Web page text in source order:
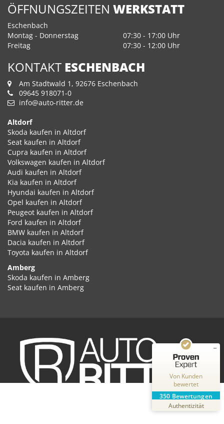
ÖFFNUNGSZEITEN WERKSTATT
Eschenbach
Montag - Donnerstag
07:30 - 17:00 Uhr
Freitag
07:30 - 12:00 Uhr
KONTAKT ESCHENBACH
Am Stadtwald 1, 92676 Eschenbach
09645 918071-0
info@auto-ritter.de
Altdorf
Skoda kaufen in Altdorf
Seat kaufen in Altdorf
Cupra kaufen in Altdorf
Volkswagen kaufen in Altdorf
Audi kaufen in Altdorf
Kia kaufen in Altdorf
Hyundai kaufen in Altdorf
Opel kaufen in Altdorf
Peugeot kaufen in Altdorf
Ford kaufen in Altdorf
BMW kaufen in Altdorf
Dacia kaufen in Altdorf
Toyota kaufen in Altdorf
Amberg
Skoda kaufen in Amberg
Seat kaufen in Amberg
Hyundai kaufen in Amberg
Opel kaufen in Amberg
Peugeot kaufen in Amberg
Ford kaufen in Amberg
BMW kaufen in Amberg
Von Kunden
bewertet
350 Bewertungen
Authentizität
2
Bewertungen auf
ProvenExpert.com
Bewertungen von
2 anderen Quellen
Blick aufs ProvenExpert-Profil werfen
31.07.2026